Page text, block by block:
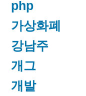
php
가상화폐
강남주
개그
개발